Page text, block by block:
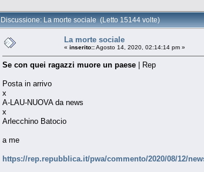
Discussione: La morte sociale (Letto 15144 volte)
La morte sociale
« inserito::Agosto 14, 2020, 02:14:14 pm »
Se con quei ragazzi muore un paese | Rep
Posta in arrivo
x
A-LAU-NUOVA da news
x
Arlecchino Batocio
a me
https://rep.repubblica.it/pwa/commento/2020/08/12/